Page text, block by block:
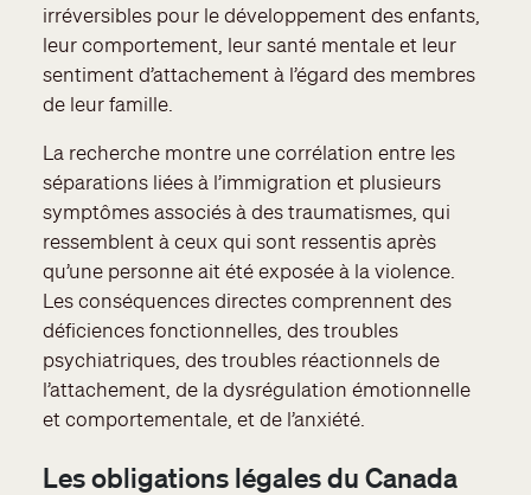
irréversibles pour le développement des enfants,
leur comportement, leur santé mentale et leur
sentiment d’attachement à l’égard des membres
de leur famille.
La recherche montre une corrélation entre les
séparations liées à l’immigration et plusieurs
symptômes associés à des traumatismes, qui
ressemblent à ceux qui sont ressentis après
qu’une personne ait été exposée à la violence.
Les conséquences directes comprennent des
déficiences fonctionnelles, des troubles
psychiatriques, des troubles réactionnels de
l’attachement, de la dysrégulation émotionnelle
et comportementale, et de l’anxiété.
Les obligations légales du Canada